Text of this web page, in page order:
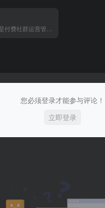
您必须登录才能参与评论！
立即登录